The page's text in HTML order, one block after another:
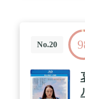
No.20